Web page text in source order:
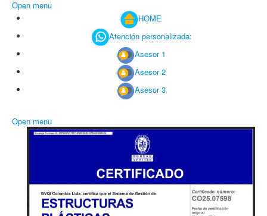
Open menu
HOME
Atención personalizada:
Asesor 1
Asesor 2
Asesor 3
Open menu